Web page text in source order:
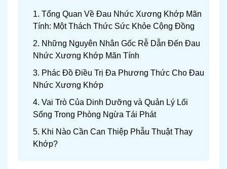
1. Tổng Quan Về Đau Nhức Xương Khớp Mãn
Tính: Một Thách Thức Sức Khỏe Cộng Đồng
2. Những Nguyên Nhân Gốc Rễ Dẫn Đến Đau
Nhức Xương Khớp Mãn Tính
3. Phác Đồ Điều Trị Đa Phương Thức Cho Đau
Nhức Xương Khớp
4. Vai Trò Của Dinh Dưỡng và Quản Lý Lối
Sống Trong Phòng Ngừa Tái Phát
5. Khi Nào Cần Can Thiệp Phẫu Thuật Thay
Khớp?